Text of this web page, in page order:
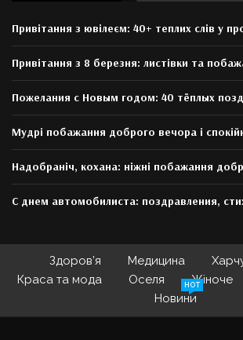
Привітання з ювілеєм: 40+ теплих слів у
Привітання з 8 березня: листівки та
Пожелания с Новым годом: 40 тёплых
Мудрі побажання доброго вечора і
Надобраніч, кохана: ніжні побажання
С днем автомобилиста: поздравления,
Здоров’я Медицина
Краса та мода
Оселя Жіноче
Новини
HOT